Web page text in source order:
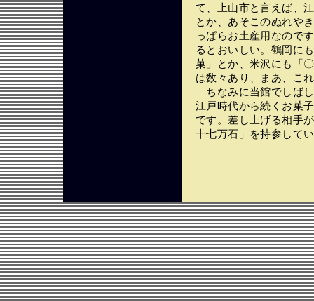
て、上山市と言えば、
とか、あそこのぬれや
っぱらお土産用なので
るとおいしい。鶴岡に
菓」とか、米沢にも「
は数々あり、まあ、こ
ちなみに当館でしば
江戸時代から続くお菓
です。差し上げる相手
十七万石」を持参して